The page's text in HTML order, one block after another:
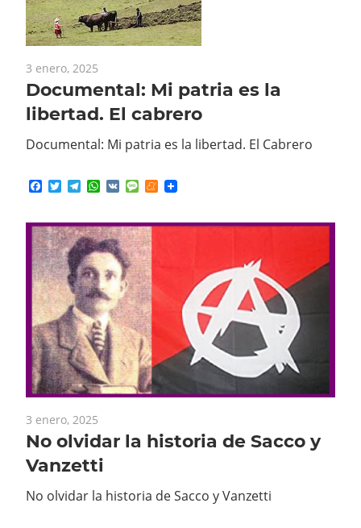
3 enero, 2025
Documental: Mi patria es la
libertad. El cabrero
Documental: Mi patria es la libertad. El Cabrero
Facebook
TwitterTelegram
WhatsApp
VK MessageMeneame
3 enero, 2025
No olvidar la historia de Sacco y
Vanzetti
No olvidar la historia de Sacco y Vanzetti